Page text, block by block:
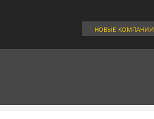
НОВЫЕ КОМПАНИИ